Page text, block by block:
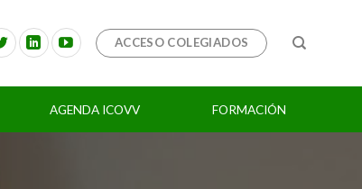
ACCESO COLEGIADOS
AGENDA ICOVV FORMACIÓN